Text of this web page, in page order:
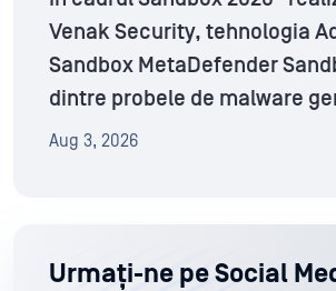
Venak Security, tehnologia
Sandbox MetaDefender
dintre probele de malware
Aug 3, 2026
Urmați-ne pe Social